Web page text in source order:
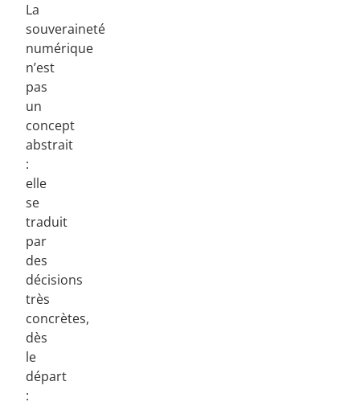
La
souveraineté
numérique
n’est
pas
un
concept
abstrait
:
elle
se
traduit
par
des
décisions
très
concrètes,
dès
le
départ
: